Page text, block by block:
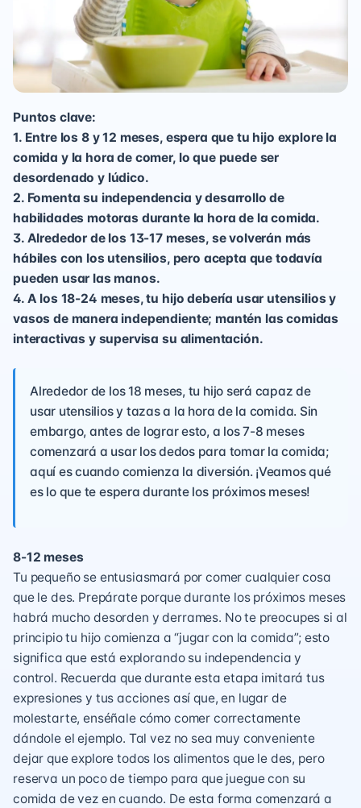
Puntos clave:
1. Entre los 8 y 12 meses, espera que tu hijo explore la
comida y la hora de comer, lo que puede ser
desordenado y lúdico.
2. Fomenta su independencia y desarrollo de
habilidades motoras durante la hora de la comida.
3. Alrededor de los 13-17 meses, se volverán más
hábiles con los utensilios, pero acepta que todavía
pueden usar las manos.
4. A los 18-24 meses, tu hijo debería usar utensilios y
vasos de manera independiente; mantén las comidas
interactivas y supervisa su alimentación.
Alrededor de los 18 meses, tu hijo será capaz de
usar utensilios y tazas a la hora de la comida. Sin
embargo, antes de lograr esto, a los 7-8 meses
comenzará a usar los dedos para tomar la comida;
aquí es cuando comienza la diversión. ¡Veamos qué
es lo que te espera durante los próximos meses!
8-12 meses
Tu pequeño se entusiasmará por comer cualquier cosa
que le des. Prepárate porque durante los próximos meses
habrá mucho desorden y derrames. No te preocupes si al
principio tu hijo comienza a “jugar con la comida”; esto
significa que está explorando su independencia y
control. Recuerda que durante esta etapa imitará tus
expresiones y tus acciones así que, en lugar de
molestarte, enséñale cómo comer correctamente
dándole el ejemplo. Tal vez no sea muy conveniente
dejar que explore todos los alimentos que le des, pero
reserva un poco de tiempo para que juegue con su
comida de vez en cuando. De esta forma comenzará a